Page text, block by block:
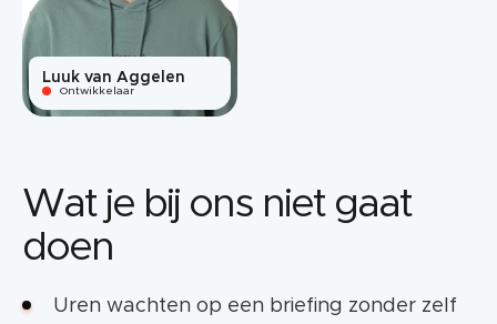
Luuk van Aggelen
Ontwikkelaar
Wat je bij ons niet gaat
doen
Uren wachten op een briefing zonder zelf